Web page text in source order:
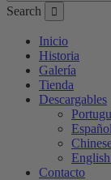
Search
Inicio
Historia
Galería
Tienda
Descargables
Contacto